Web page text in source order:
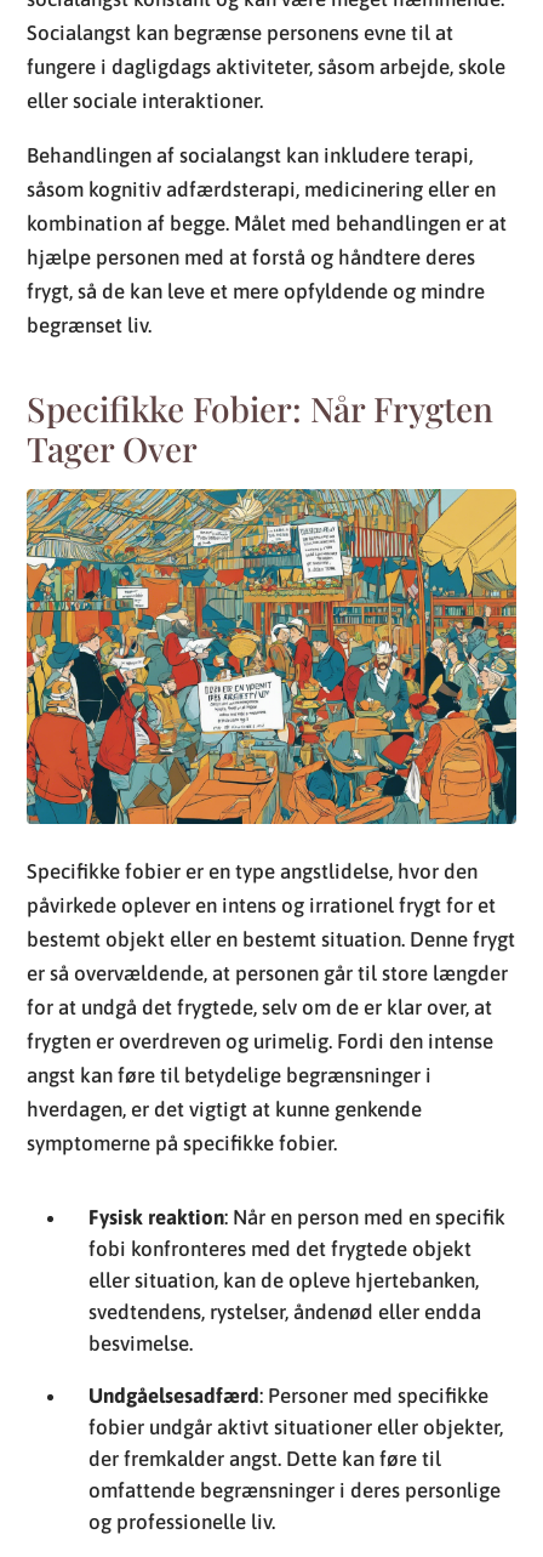
Socialangst kan begrænse personens evne til at
fungere i dagligdags aktiviteter, såsom arbejde, skole
eller sociale interaktioner.
Behandlingen af socialangst kan inkludere terapi,
såsom kognitiv adfærdsterapi, medicinering eller en
kombination af begge. Målet med behandlingen er at
hjælpe personen med at forstå og håndtere deres
frygt, så de kan leve et mere opfyldende og mindre
begrænset liv.
Specifikke Fobier: Når Frygten
Tager Over
Specifikke fobier er en type angstlidelse, hvor den
påvirkede oplever en intens og irrationel frygt for et
bestemt objekt eller en bestemt situation. Denne frygt
er så overvældende, at personen går til store længder
for at undgå det frygtede, selv om de er klar over, at
frygten er overdreven og urimelig. Fordi den intense
angst kan føre til betydelige begrænsninger i
hverdagen, er det vigtigt at kunne genkende
symptomerne på specifikke fobier.
Fysisk reaktion: Når en person med en specifik
fobi konfronteres med det frygtede objekt
eller situation, kan de opleve hjertebanken,
svedtendens, rystelser, åndenød eller endda
besvimelse.
Undgåelsesadfærd: Personer med specifikke
fobier undgår aktivt situationer eller objekter,
der fremkalder angst. Dette kan føre til
omfattende begrænsninger i deres personlige
og professionelle liv.